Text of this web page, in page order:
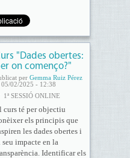
"Dades obertes:
on començo?"
per Gemma Ruiz Pérez
05/02/2025 - 12:38
1ª SESSIÓ ONLINE
curs té per objectiu
els principis que
les dades obertes i
seu impacte en la
Identificar els